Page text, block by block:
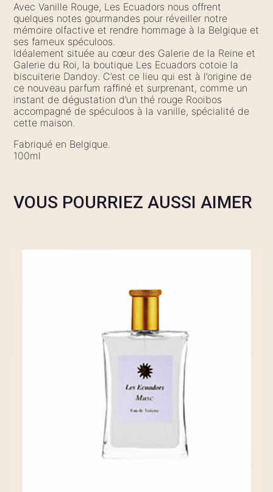
Avec Vanille Rouge, Les Ecuadors nous offrent
quelques notes gourmandes pour réveiller notre
mémoire olfactive et rendre hommage à la Belgique et
ses fameux spéculoos.
Idéalement située au cœur des Galerie de la Reine et
Galerie du Roi, la boutique Les Ecuadors cotoie la
biscuiterie Dandoy. C’est ce lieu qui est à l’origine de
ce nouveau parfum raffiné et surprenant, comme un
instant de dégustation d’un thé rouge Rooibos
accompagné de spéculoos à la vanille, spécialité de
cette maison.
Fabriqué en Belgique.
100ml
VOUS POURRIEZ AUSSI AIMER